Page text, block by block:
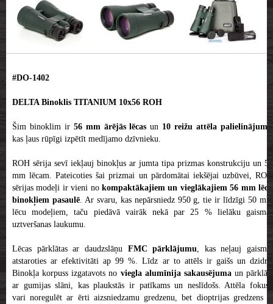
#DO-1402
DELTA Binoklis TITANIUM 10x56 ROH
Šim binoklim ir 56 mm ārējās lēcas un 10 reižu attēla palielinājums
kas ļaus rūpīgi izpētīt medījamo dzīvnieku.
ROH sērija sevī iekļauj binokļus ar jumta tipa prizmas konstrukciju un 56
mm lēcam. Pateicoties šai prizmai un pārdomātai iekšējai uzbūvei, ROH
sērijas modeļi ir vieni nokompaktākajiem un vieglākajiem 56 mm lēcu
binokļiem pasaulē. Ar svaru, kas nepārsniedz 950 g, tie ir līdzīgi 50 mm
lēcu modeļiem, taču piedāvā vairāk nekā par 25 % lielāku gaismas
uztveršanas laukumu.
Lēcas pārklātas ar daudzslāņu FMC pārklājumu , kas neļauj gaismai
atstaroties ar efektivitāti ap 99 %. Līdz ar to attēls ir gaišs un dzidrs.
Binokļa korpuss izgatavots no viegla alumīnija sakausējumaun pārklāts
ar gumijas slāni, kas plaukstās ir patīkams un neslīdošs. Attēla fokusu
vari noregulēt ar ērti aizsniedzamu gredzenu, bet dioptrijas gredzens ir